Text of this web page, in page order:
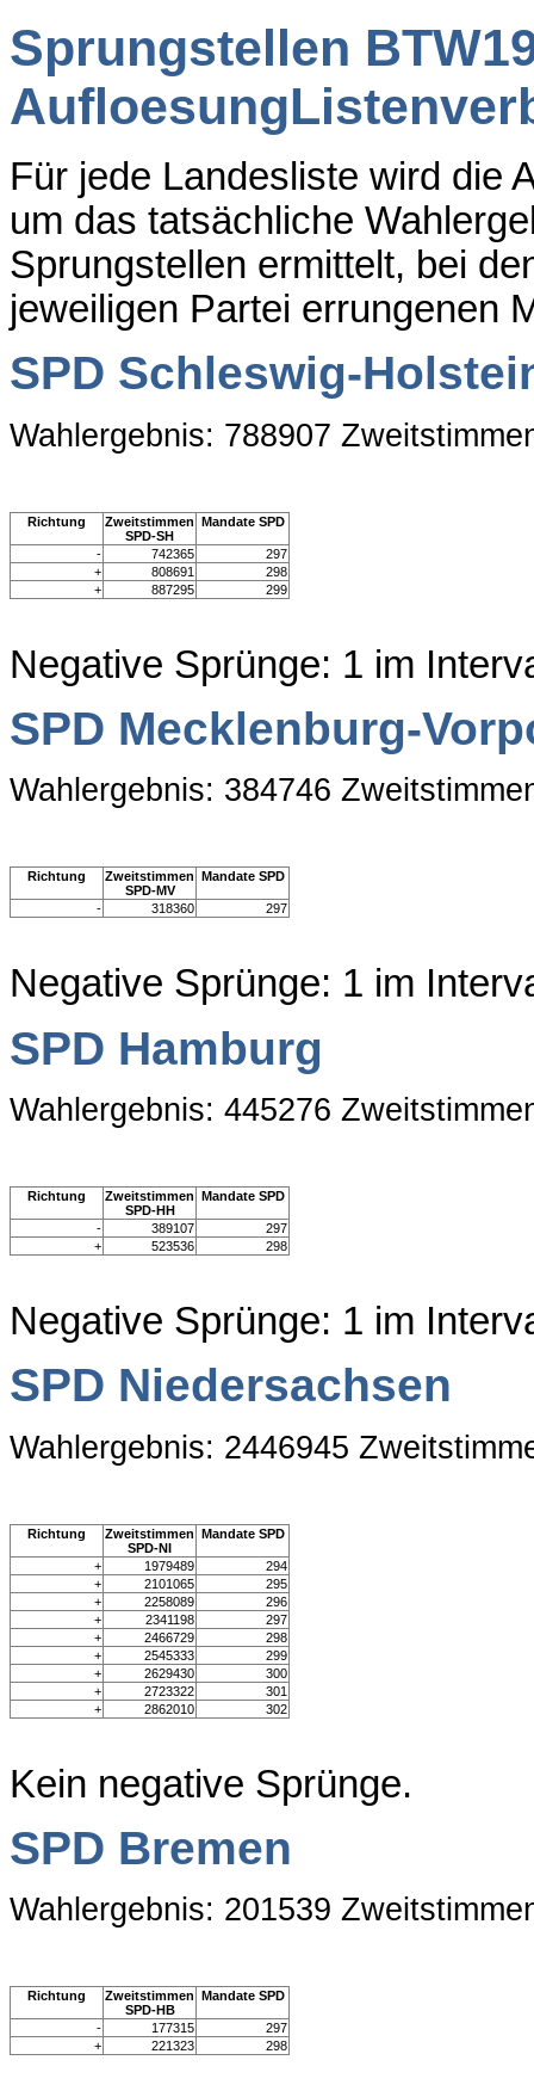
Sprungstellen
Für jede Landesliste wird die
um das tatsächliche
Sprungstellen ermittelt, bei
jeweiligen Partei errungenen
SPD Schleswig-
Wahlergebnis: 788907
Richtung
Zweitstimmen
SPD-SH
Mandate SPD
- 742365
297
+
808691
298
+
887295 299
Negative Sprünge: 1 im
SPD Mecklenburg-
Wahlergebnis: 384746
Richtung
Zweitstimmen
SPD-MV
Mandate SPD
- 318360 297
Negative Sprünge: 1 im
SPD Hamburg
Wahlergebnis: 445276
Richtung
Zweitstimmen
SPD-HH
Mandate SPD
- 389107
297
+
523536 298
Negative Sprünge: 1 im
SPD Niedersachsen
Wahlergebnis: 2446945
Richtung
Zweitstimmen
SPD-NI
Mandate SPD
+ 1979489
294
+
2101065
295
+
2258089
296
+
2341198
297
+
2466729
298
+
2545333
299
+
2629430
300
+
2723322
301
+
2862010 302
Kein negative Sprünge.
SPD Bremen
Wahlergebnis: 201539
Richtung
Zweitstimmen
SPD-HB
Mandate SPD
- 177315
297
+
221323 298